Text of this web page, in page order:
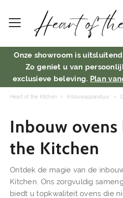
Onze showroom is
Zo geniet u van
exclusieve beleving. Plan
Heart of the Kitchen Inbouwapparatuur
Inbouw
the Kitchen
Ontdek de magie van de
Kitchen. Ons zorgvuldig
biedt u topkwaliteit ovens die